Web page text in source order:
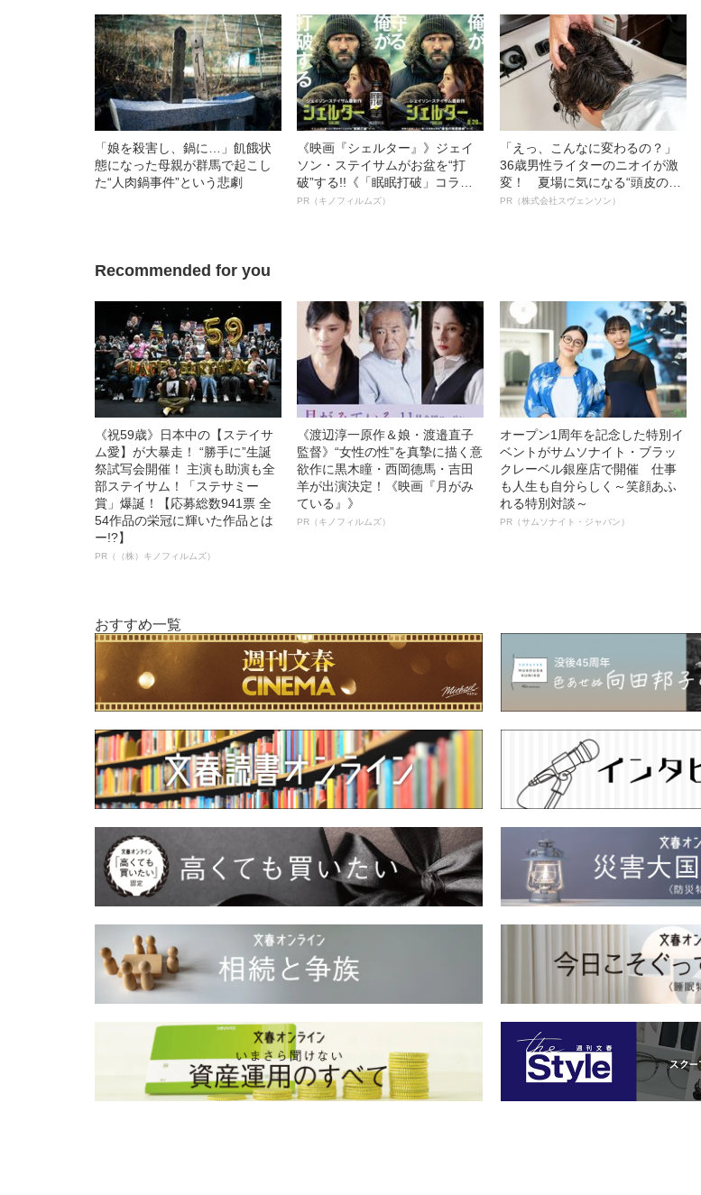
「娘を殺害し、鍋に…」飢餓状
態になった母親が群馬で起こし
た“人肉鍋事件”という悲劇
《映画『シェルター』》ジェイ
ソン・ステイサムがお盆を“打
破”する!!《「眠眠打破」コラ
ボ》
PR（キノフィルムズ）
「えっ、こんなに変わるの？」
36歳男性ライターのニオイが激
変！ 夏場に気になる“頭皮のニ
オイ”や“ベタつき”を解消す
PR（株式会社スヴェンソン）
Recommended for you
《祝59歳》日本中の【ステイサ
ム愛】が大暴走！ “勝手に”生誕
祭試写会開催！ 主演も助演も全
部ステイサム！「ステサミー
賞」爆誕！【応募総数941票 全
54作品の栄冠に輝いた作品とは
ー!?】
PR（（株）キノフィルムズ）
《渡辺淳一原作＆娘・渡邉直子
監督》“女性の性”を真摯に描く意
欲作に黒木瞳・西岡德馬・吉田
羊が出演決定！《映画『月がみ
ている』》
PR（キノフィルムズ）
オープン1周年を記念した特別イ
ベントがサムソナイト・ブラッ
クレーベル銀座店で開催 仕事
も人生も自分らしく～笑顔あふ
れる特別対談～
PR（サムソナイト・ジャパン）
おすすめ一覧